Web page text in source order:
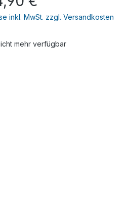
inkl. MwSt. zzgl. Versandkosten
mehr verfügbar